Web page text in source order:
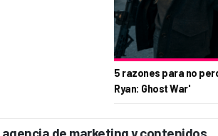
5 razones para no
Ryan: Ghost War'